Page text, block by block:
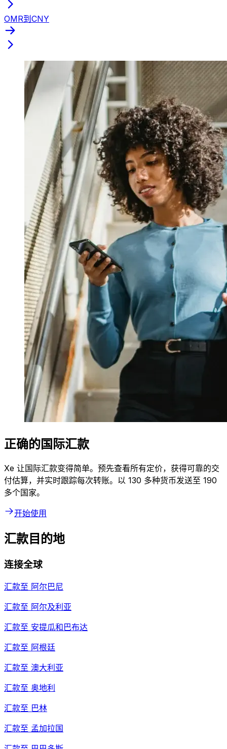
OMR到CNY
正确的国际汇款
Xe 让国际汇款变得简单。预先查看所有定价，获得可靠的交
付估算，并实时跟踪每次转账。以 130 多种货币发送至 190
多个国家。
开始使用
汇款目的地
连接全球
汇款至 阿尔巴尼
汇款至 阿尔及利亚
汇款至 安提瓜和巴布达
汇款至 阿根廷
汇款至 澳大利亚
汇款至 奥地利
汇款至 巴林
汇款至 孟加拉国